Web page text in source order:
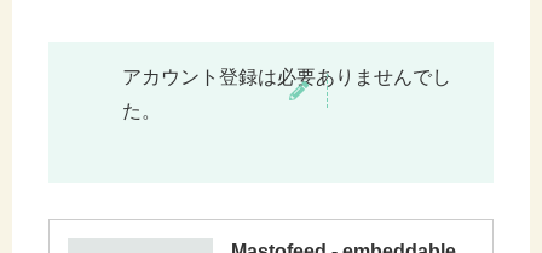
アカウント登録は必要ありませんでし
た。